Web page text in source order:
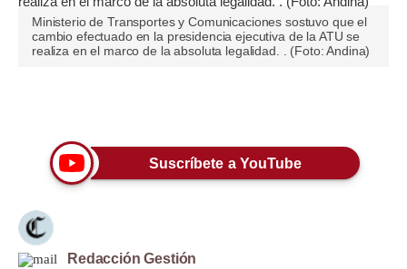
Editorial
Pregunta de hoy
Lujo
Viajes
Moda
Estilos
Ministerio de Transportes y Comunicaciones sostuvo que el
cambio efectuado en la presidencia ejecutiva de la ATU se
realiza en el marco de la absoluta legalidad. . (Foto: Andina)
Suscríbete a YouTube
Redacción Gestión